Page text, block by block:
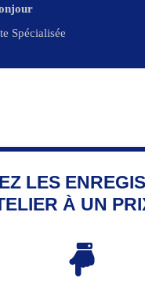
Spécialisée
LES
À UN